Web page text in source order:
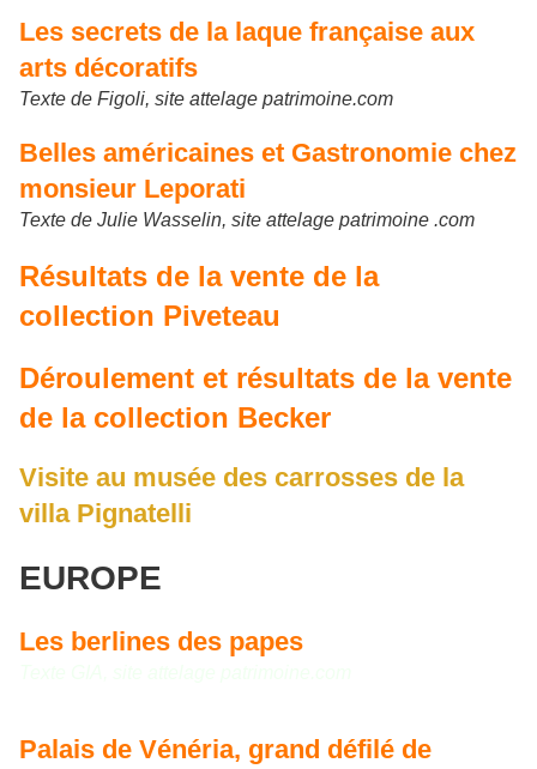
Les secrets de la laque française aux
arts décoratifs
Texte de Figoli, site attelage patrimoine.com
Belles américaines et Gastronomie chez
monsieur Leporati
Texte de Julie Wasselin, site attelage patrimoine .com
Résultats de la vente de la
collection Piveteau
Déroulement et résultats de la vente
de la collection Becker
Visite au musée des carrosses de la
villa Pignatelli
EUROPE
Les berlines des papes
Palais de Vénéria, grand défilé de